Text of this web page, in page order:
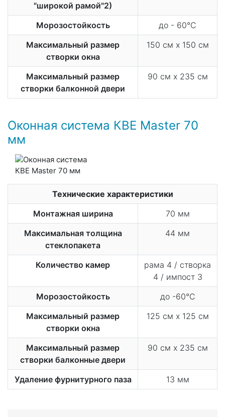
"широкой рамой"2)
Морозостойкость
до - 60°С
Максимальный размер
створки окна
150 см х 150 см
Максимальный размер
створки балконной двери
90 см х 235 см
Оконная система КВЕ Master 70
мм
Технические характеристики
Монтажная ширина
70 мм
Максимальная толщина
стеклопакета
44 мм
Количество камер
рама 4 / створка
4 / импост 3
Морозостойкость
до -60°С
Максимальный размер
створки окна
125 см х 125 см
Максимальный размер
створки балконные двери
90 см х 235 см
Удаление фурнитурного паза 13 мм